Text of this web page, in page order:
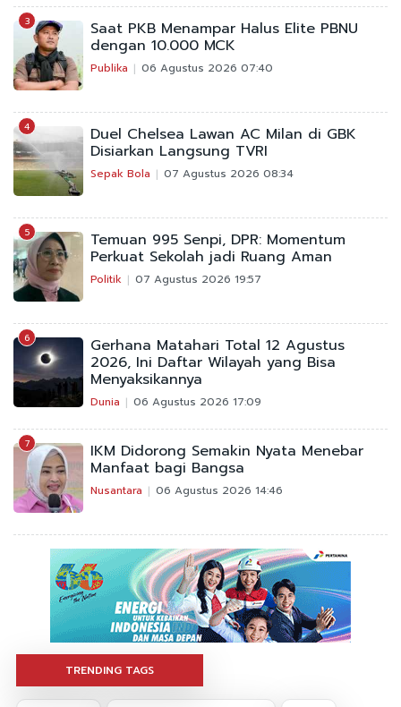
3 Saat PKB Menampar Halus Elite PBNU
dengan 10.000 MCK
Publika 06 Agustus 2026 07:40
4 Duel Chelsea Lawan AC Milan di GBK
Disiarkan Langsung TVRI
Sepak Bola 07 Agustus 2026 08:34
5 Temuan 995 Senpi, DPR: Momentum
Perkuat Sekolah jadi Ruang Aman
Politik 07 Agustus 2026 19:57
6 Gerhana Matahari Total 12 Agustus
2026, Ini Daftar Wilayah yang Bisa
Menyaksikannya
Dunia 06 Agustus 2026 17:09
7 IKM Didorong Semakin Nyata Menebar
Manfaat bagi Bangsa
Nusantara 06 Agustus 2026 14:46
TRENDING TAGS